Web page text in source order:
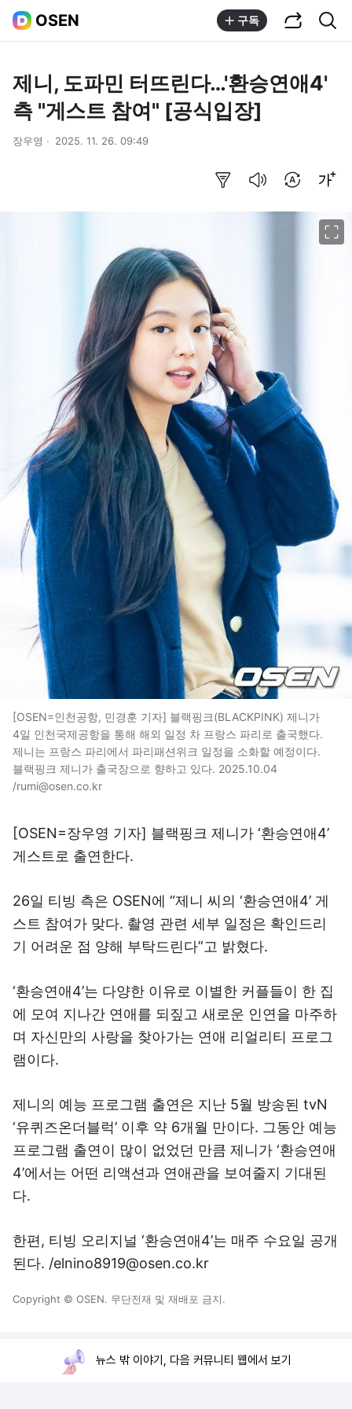
OSEN 구독
제니, 도파민 터뜨린다…'환승연애4'
측 "게스트 참여" [공식입장]
장우영 2025. 11. 26. 09:49
[OSEN=인천공항, 민경훈 기자] 블랙핑크(BLACKPINK) 제니가
4일 인천국제공항을 통해 해외 일정 차 프랑스 파리로 출국했다.
제니는 프랑스 파리에서 파리패션위크 일정을 소화할 예정이다.
블랙핑크 제니가 출국장으로 향하고 있다. 2025.10.04
/rumi@osen.co.kr
[OSEN=장우영 기자] 블랙핑크 제니가 ‘환승연애4’
게스트로 출연한다.
26일 티빙 측은 OSEN에 “제니 씨의 ‘환승연애4’ 게
스트 참여가 맞다. 촬영 관련 세부 일정은 확인드리
기 어려운 점 양해 부탁드린다”고 밝혔다.
‘환승연애4’는 다양한 이유로 이별한 커플들이 한 집
에 모여 지나간 연애를 되짚고 새로운 인연을 마주하
며 자신만의 사랑을 찾아가는 연애 리얼리티 프로그
램이다.
제니의 예능 프로그램 출연은 지난 5월 방송된 tvN
‘유퀴즈온더블럭’ 이후 약 6개월 만이다. 그동안 예능
프로그램 출연이 많이 없었던 만큼 제니가 ‘환승연애
4’에서는 어떤 리액션과 연애관을 보여줄지 기대된
다.
한편, 티빙 오리지널 ‘환승연애4’는 매주 수요일 공개
된다. /elnino8919@osen.co.kr
Copyright © OSEN. 무단전재 및 재배포 금지.
뉴스 밖 이야기, 다음 커뮤니티 웹에서 보기